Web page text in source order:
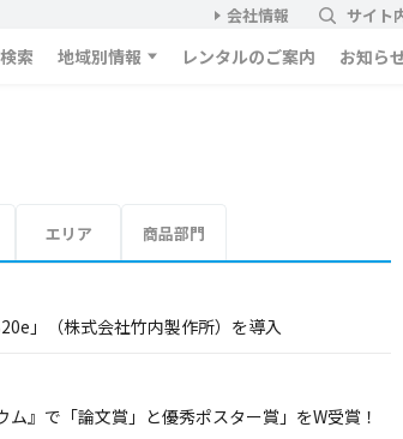
会社情報 サイト
索 地域別情報 レンタルのご案内 お知ら
エリア 商品部門
」（株式会社竹内製作所）を導入
』で「論文賞」と優秀ポスター賞」をW受賞！